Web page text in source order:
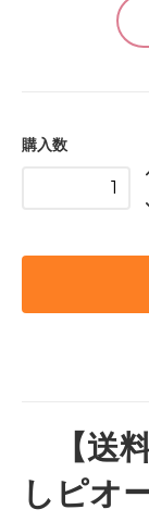
購入数
【送
しピオ